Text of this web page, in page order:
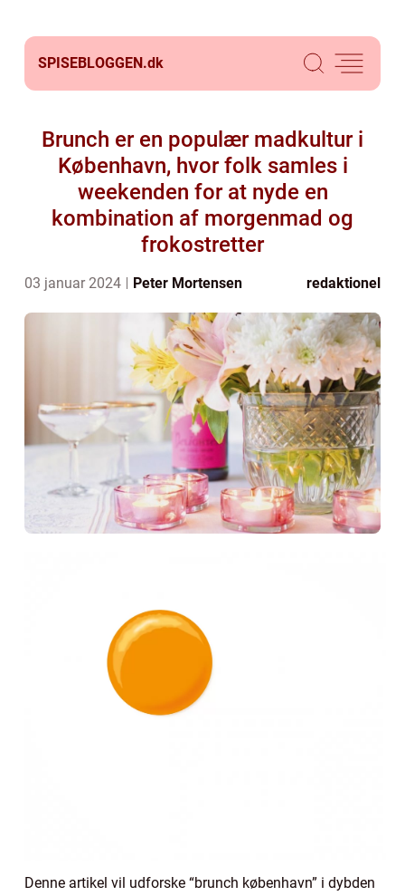
SPISEBLOGGEN.dk
Brunch er en populær madkultur i
København, hvor folk samles i
weekenden for at nyde en
kombination af morgenmad og
frokostretter
03 januar 2024 Peter Mortensen redaktionel
Denne artikel vil udforske “brunch københavn” i dybden